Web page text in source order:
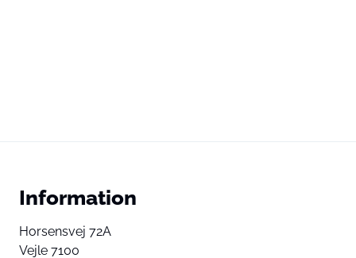
Information
Horsensvej 72A
Vejle 7100